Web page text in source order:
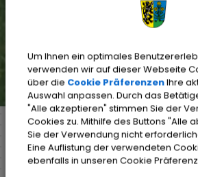
Markt Weisendorf Bürgerinfo
Ihr Anliegen
Detail
Um Ihnen ein optimales
verwenden wir auf dieser Webseite
über die Cookie PräferenzenIhre
Auswahl anpassen. Durch das
"Alle akzeptieren" stimmen Sie der
Cookies zu. Mithilfe des Buttons "Alle
Sie der Verwendung nicht
Eine Auflistung der verwendeten
ebenfalls in unseren Cookie